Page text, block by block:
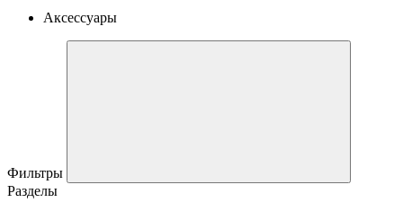
Аксессуары
Фильтры
Разделы